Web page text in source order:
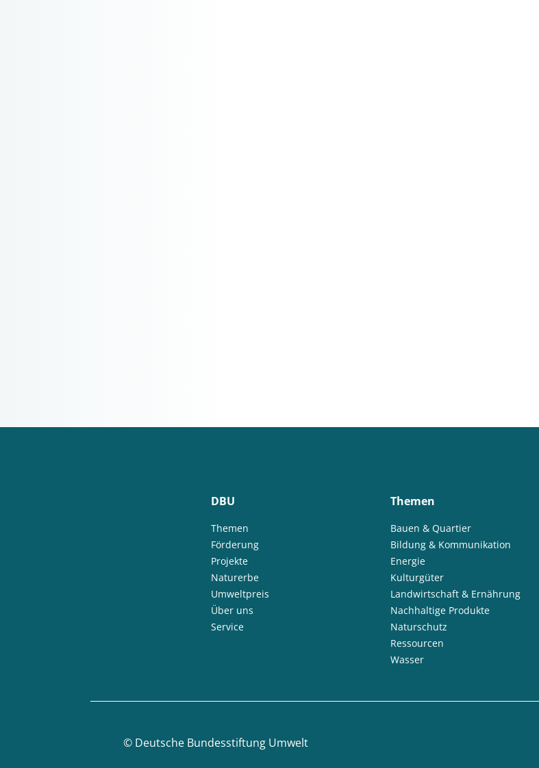
DBU
Themen
Förderung
Projekte
Naturerbe
Umweltpreis
Über uns
Service
Themen
Bauen & Quartier
Bildung & Kommunikation
Energie
Kulturgüter
Landwirtschaft & Ernährung
Nachhaltige Produkte
Naturschutz
Ressourcen
Wasser
© Deutsche Bundesstiftung Umwelt